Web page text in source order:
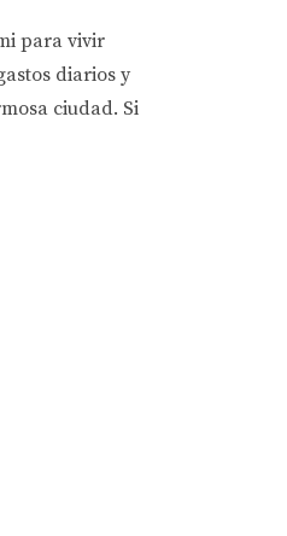
para vivir
diarios y
ciudad. Si